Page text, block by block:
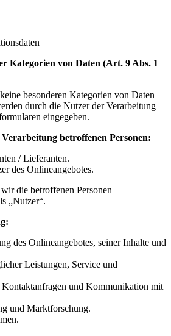
Kategorien von Daten (Art. 9 Abs. 1
besonderen Kategorien von Daten
durch die Nutzer der Verarbeitung
eingegeben.
betroffenen Personen:
/ Lieferanten.
des Onlineangebotes.
die betroffenen Personen
„Nutzer“.
des Onlineangebotes, seiner Inhalte und
Leistungen, Service und
und Kommunikation mit
und Marktforschung.